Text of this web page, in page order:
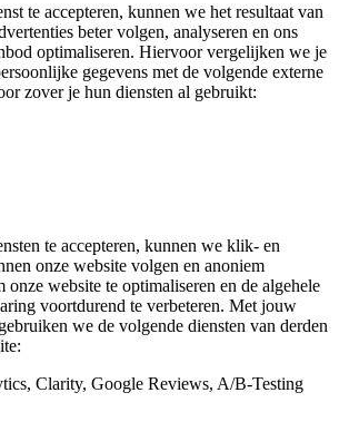
te accepteren, kunnen we het resultaat van
beter volgen, analyseren en ons
optimaliseren. Hiervoor vergelijken we je
gegevens met de volgende externe
zover je hun diensten al gebruikt:
te accepteren, kunnen we klik- en
onze website volgen en anoniem
onze website te optimaliseren en de algehele
voortdurend te verbeteren. Met jouw
we de volgende diensten van derden
Clarity, Google Reviews, A/B-Testing